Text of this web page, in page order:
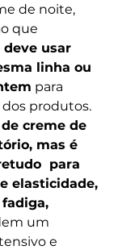
de noite,
que
usar
linha ou
para
produtos.
creme de
mas é
para
elasticidade,
um
e